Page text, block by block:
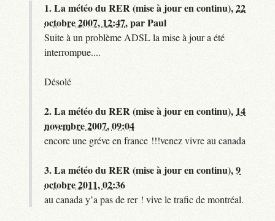
1.La météo du RER (mise à jour en continu),22
octobre 2007, 12:47,parPaul
Suite à un problème ADSL la mise à jour a été
interrompue....
Désolé
2.La météo du RER (mise à jour en continu), 14
novembre 2007, 09:04
encore une gréve en france !!!venez vivre au canada
3.La météo du RER (mise à jour en continu),9
octobre 2011, 02:36
au canada y’a pas de rer ! vive le trafic de montréal.